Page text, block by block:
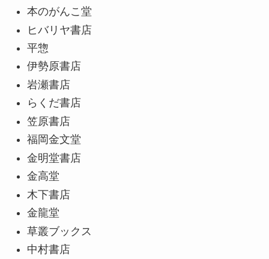
本のがんこ堂
ヒバリヤ書店
平惣
伊勢原書店
岩瀬書店
らくだ書店
笠原書店
福岡金文堂
金明堂書店
金高堂
木下書店
金龍堂
草叢ブックス
中村書店